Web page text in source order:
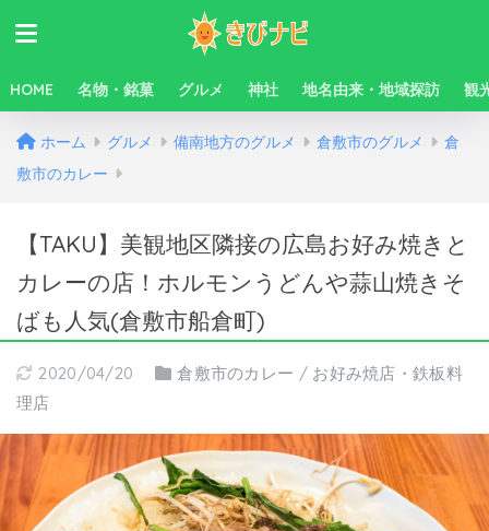
HOME 名物・銘菓 グルメ 神社 地名由来・地域探訪 観
ホーム グルメ 備南地方のグルメ 倉敷市のグルメ
倉
敷市のカレー
【TAKU】美観地区隣接の広島お好み焼きと
カレーの店！ホルモンうどんや蒜山焼きそ
ばも人気(倉敷市船倉町)
2020/04/20 倉敷市のカレー / お好み焼店・鉄板料
理店